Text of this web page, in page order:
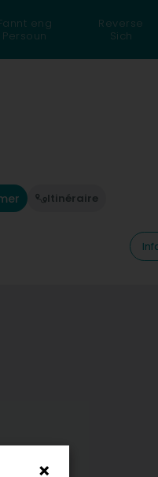
eng
Persoun
Reverse
Sich
Itinéraire